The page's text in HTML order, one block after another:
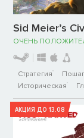
Sid Meier’s
ОЧЕНЬ
Стратегия
Историческая
АКЦИЯ ДО 13.08